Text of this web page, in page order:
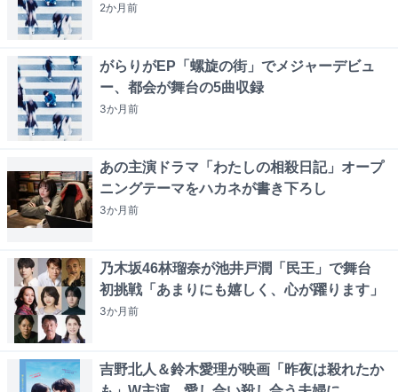
2か月前
がらりがEP「螺旋の街」でメジャーデビュ
ー、都会が舞台の5曲収録
3か月前
あの主演ドラマ「わたしの相殺日記」オープ
ニングテーマをハカネが書き下ろし
3か月前
乃木坂46林瑠奈が池井戸潤「民王」で舞台
初挑戦「あまりにも嬉しく、心が躍ります」
3か月前
吉野北人＆鈴木愛理が映画「昨夜は殺れたか